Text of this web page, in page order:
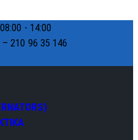
- 14:00
–210 96 35 146